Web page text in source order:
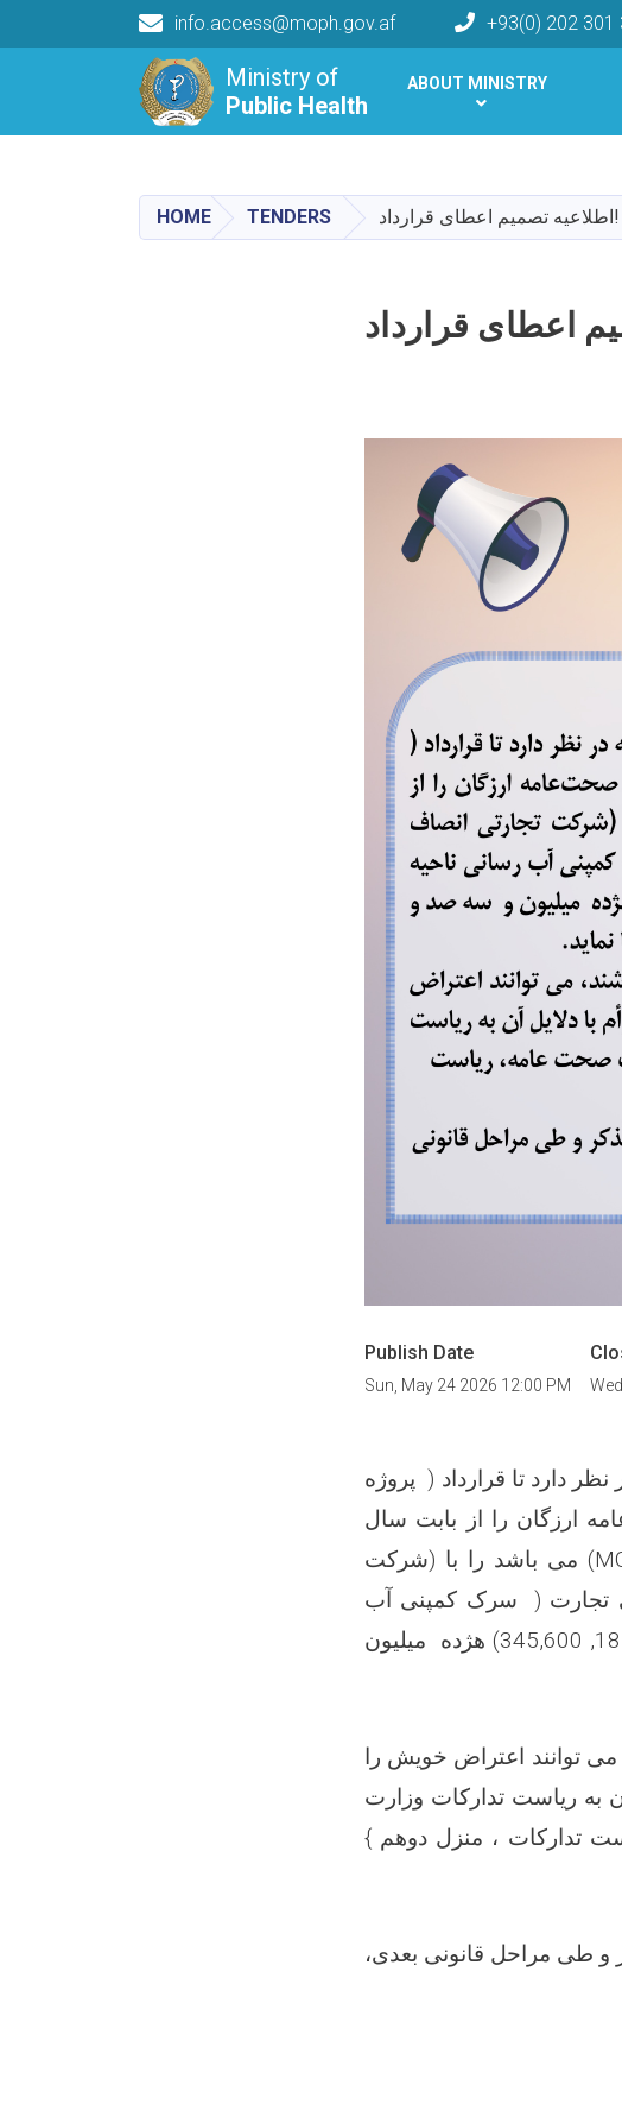
Ministry of
Public Health
info.access@moph.gov.af +93(0) 202 301
Main navigation
Public Health
ABOUT MINISTRY
HOME TENDERS اطلاعیه تصمیم اعطای قرارداد!
Publish Date
Sun, May 24 2026 12:00 PM
دارد تا قرارداد ( پروژه
ارزگان را از بابت سال
می باشد را با (شرکت
جواز نمبر ( 105157) محل اصلی تجارت ( سرک کمپنی آب
رسانی ناحیه پنجم ، مرکز کابل ، کابل ) به قیمت مجموعی مبلغ ( 18, 345,600) هژده میلیون
توانند اعتراض خویش را
به ریاست تدارکات وزارت
تدارکات ، منزل دوهم }
و طی مراحل قانونی بعدی،